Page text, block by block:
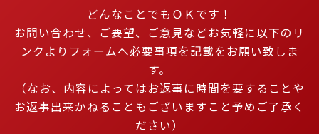
どんなことでもＯＫです！
お問い合わせ、ご要望、ご意見などお気軽に以下のリ
ンクよりフォームへ必要事項を記載をお願い致しま
す。
（なお、内容によってはお返事に時間を要することや
お返事出来かねることもございますこと予めご了承く
ださい）